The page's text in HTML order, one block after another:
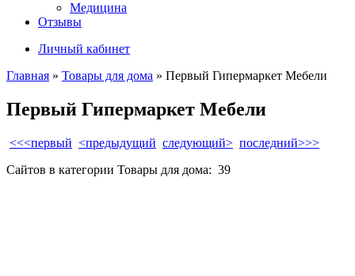
Медицина
Отзывы
Личный кабинет
Главная » Товары для дома » Первый Гипермаркет Мебели
Первый Гипермаркет Мебели
<<<первый <предыдущий следующий> последний>>>
Сайтов в категории Товары для дома: 39